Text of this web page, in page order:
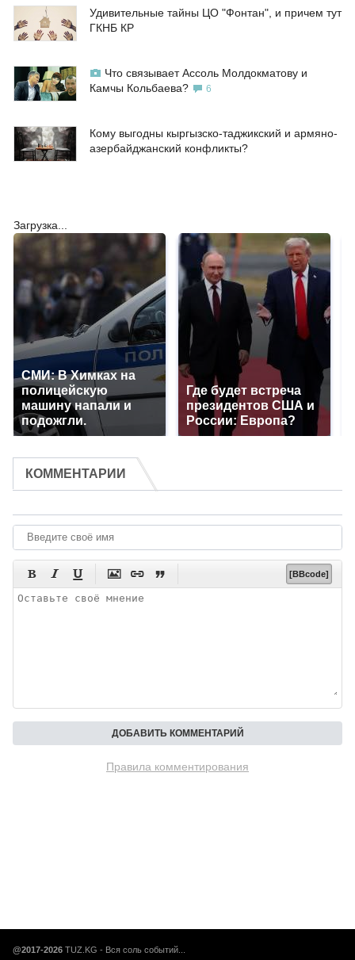
Удивительные тайны ЦО "Фонтан", и причем тут
ГКНБ КР
Что связывает Ассоль Молдокматову и
Камчы Кольбаева?
6
Кому выгодны кыргызско-таджикский и армяно-
азербайджанский конфликты?
Загрузка...
СМИ: В Химках на
полицейскую
машину напали и
подожгли.
Где будет встреча
президентов США и
России: Европа?
КОММЕНТАРИИ
      [BBcode]
Правила комментирования
@2017-2026 TUZ.KG - Вся соль событий...